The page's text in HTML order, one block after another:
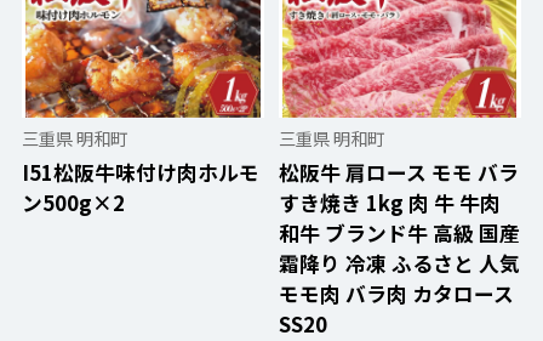
三重県 明和町
I51松阪牛味付け肉ホルモ
ン500g×2
三重県 明和町
松阪牛 肩ロース モモ バラ
すき焼き 1kg 肉 牛 牛肉
和牛 ブランド牛 高級 国産
霜降り 冷凍 ふるさと 人気
モモ肉 バラ肉 カタロース
SS20